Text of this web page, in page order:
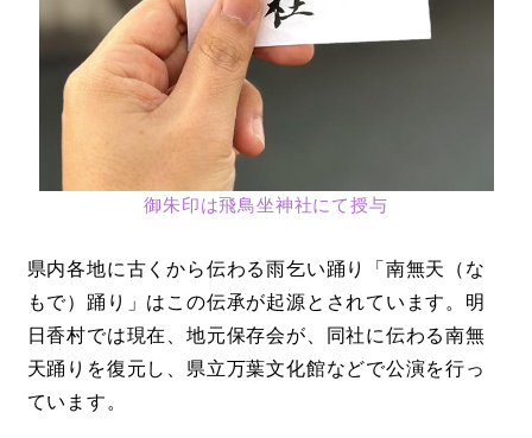
御朱印は飛鳥坐神社にて授与
県内各地に古くから伝わる雨乞い踊り「南無天（な
もで）踊り」はこの伝承が起源とされています。明
日香村では現在、地元保存会が、同社に伝わる南無
天踊りを復元し、県立万葉文化館などで公演を行っ
ています。